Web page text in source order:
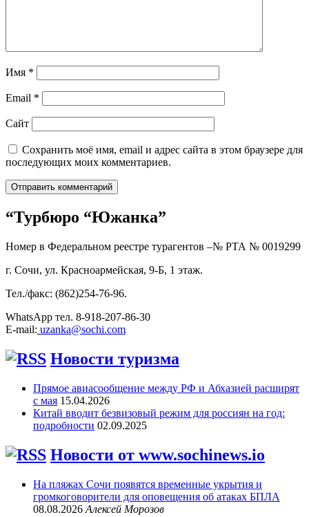
Имя *
Email *
Сайт
Сохранить моё имя, email и адрес сайта в этом браузере для
последующих моих комментариев.
“Турбюро “Южанка”
Номер в Федеральном реестре турагентов –№ РТА № 0019299
г. Сочи, ул. Красноармейская, 9-Б, 1 этаж.
Тел./факс: (862)254-76-96.
WhatsApp тел. 8-918-207-86-30
E-mail: uzanka@sochi.com
Новости туризма
Прямое авиасообщение между РФ и Абхазией расширят
с мая 15.04.2026
Китай вводит безвизовый режим для россиян на год:
подробности 02.09.2025
Новости от www.sochinews.io
На пляжах Сочи появятся временные укрытия и
громкоговорители для оповещения об атаках БПЛА
08.08.2026 Алексей Морозов